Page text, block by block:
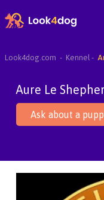
Look4dog.com Kennel
Aure Le
Ask about a